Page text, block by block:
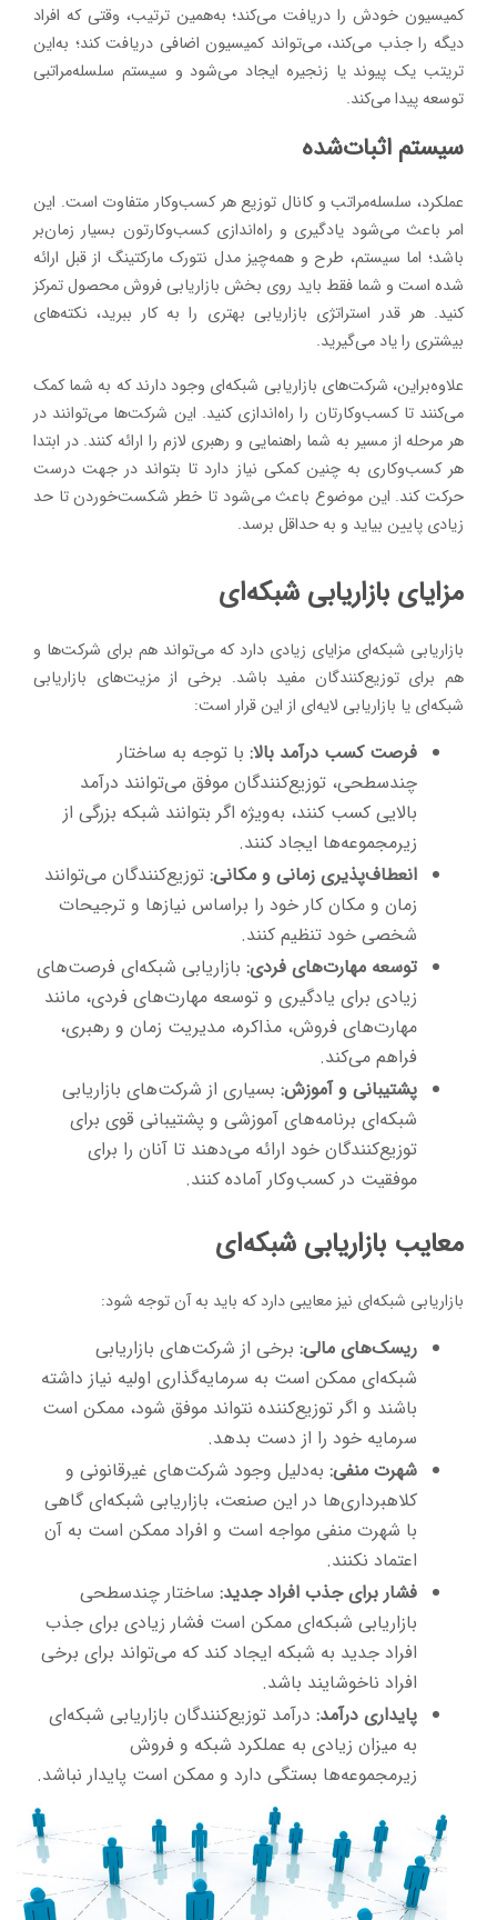
کمیسیون خودش را دریافت می‌کند؛ به‌همین ترتیب، وقتی که افراد
دیگه را جذب می‌کند، می‌تواند کمیسیون اضافی دریافت کند؛ به‌این
تریتب یک پیوند یا زنجیره ایجاد می‌شود و سیستم سلسله‌مراتبی
توسعه پیدا می‌کند.
سیستم اثبات‌شده
عملکرد، سلسله‌مراتب و کانال توزیع هر کسب‌وکار متفاوت است. این
امر باعث می‌شود یادگیری و راه‌اندازی کسب‌و‌کارتون بسیار زمان‌بر
باشد؛ اما سیستم، طرح و همه‌چیز مدل نتورک مارکتینگ از قبل ارائه
شده است و شما فقط باید روی بخش بازاریابی فروش محصول تمرکز
کنید. هر قدر استراتژی بازاریابی بهتری را به کار ببرید، نکته‌های
بیشتری را یاد می‌گیرید.
علاوه‌براین، شرکت‌های بازاریابی شبکه‌ای وجود دارند که به شما کمک
می‌کنند تا کسب‌وکارتان را راه‌اندازی کنید. این شرکت‌ها می‌توانند در
هر مرحله از مسیر به شما راهنمایی و رهبری لازم را ارائه کنند. در ابتدا
هر کسب‌وکاری به چنین کمکی نیاز دارد تا بتواند در جهت درست
حرکت کند. این موضوع باعث می‌شود تا خطر شکست‌خوردن تا حد
زیادی پایین بیاید و به حداقل برسد.
مزایای بازاریابی شبکه‌ای
بازاریابی شبکه‌ای مزایای زیادی دارد که می‌تواند هم برای شرکت‌ها و
هم برای توزیع‌کنندگان مفید باشد. برخی از مزیت‌های بازاریابی
شبکه‌ای یا بازاریابی لایه‌ای از این قرار است:
فرصت کسب درآمد بالا: با توجه به ساختار
چندسطحی، توزیع‌کنندگان موفق می‌توانند درآمد
بالایی کسب کنند، به‌ویژه اگر بتوانند شبکه بزرگی از
زیرمجموعه‌ها ایجاد کنند.
انعطاف‌پذیری زمانی و مکانی: توزیع‌کنندگان می‌توانند
زمان و مکان کار خود را براساس نیازها و ترجیحات
شخصی خود تنظیم کنند.
توسعه مهارت‌های فردی: بازاریابی شبکه‌ای فرصت‌های
زیادی برای یادگیری و توسعه مهارت‌های فردی، مانند
مهارت‌های فروش، مذاکره، مدیریت زمان و رهبری،
فراهم می‌کند.
پشتیبانی و آموزش: بسیاری از شرکت‌های بازاریابی
شبکه‌ای برنامه‌های آموزشی و پشتیبانی قوی برای
توزیع‌کنندگان خود ارائه می‌دهند تا آنان را برای
موفقیت در کسب‌وکار آماده کنند.
معایب بازاریابی شبکه‌ای
بازاریابی شبکه‌ای نیز معایبی دارد که باید به آن توجه شود:
ریسک‌های مالی: برخی از شرکت‌های بازاریابی
شبکه‌ای ممکن است به سرمایه‌گذاری اولیه نیاز داشته
باشند و اگر توزیع‌کننده نتواند موفق شود، ممکن است
سرمایه خود را از دست بدهد.
شهرت منفی: به‌دلیل وجود شرکت‌های غیرقانونی و
کلاهبرداری‌ها در این صنعت، بازاریابی شبکه‌ای گاهی
با شهرت منفی مواجه است و افراد ممکن است به آن
اعتماد نکنند.
فشار برای جذب افراد جدید: ساختار چندسطحی
بازاریابی شبکه‌ای ممکن است فشار زیادی برای جذب
افراد جدید به شبکه ایجاد کند که می‌تواند برای برخی
افراد ناخوشایند باشد.
پایداری درآمد: درآمد توزیع‌کنندگان بازاریابی شبکه‌ای
به میزان زیادی به عملکرد شبکه و فروش
زیرمجموعه‌ها بستگی دارد و ممکن است پایدار نباشد.